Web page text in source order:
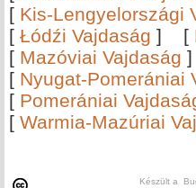
[ Kis-Lengyelországi
[ Łódźi Vajdaság ] [
[ Mazóviai Vajdaság
[ Nyugat-Pomerániai
[ Pomerániai
[ Warmia-Mazúriai
Készült a